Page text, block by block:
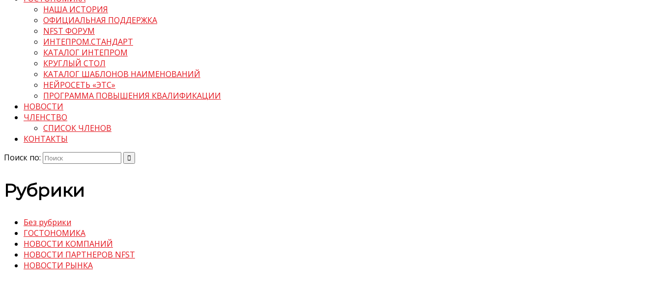
НАША ИСТОРИЯ
ОФИЦИАЛЬНАЯ ПОДДЕРЖКА
NFST ФОРУМ
ИНТЕПРОМ.СТАНДАРТ
КАТАЛОГ ИНТЕПРОМ
КРУГЛЫЙ СТОЛ
КАТАЛОГ ШАБЛОНОВ НАИМЕНОВАНИЙ
НЕЙРОСЕТЬ «ЭТС»
ПРОГРАММА ПОВЫШЕНИЯ КВАЛИФИКАЦИИ
НОВОСТИ
ЧЛЕНСТВО
СПИСОК ЧЛЕНОВ
КОНТАКТЫ
Поиск по:
Рубрики
Без рубрики
ГОСТОНОМИКА
НОВОСТИ КОМПАНИЙ
НОВОСТИ ПАРТНЕРОВ NFST
НОВОСТИ РЫНКА